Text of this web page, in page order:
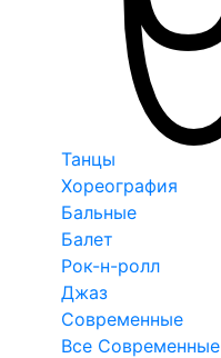
Танцы
Хореография
Бальные
Балет
Рок-н-ролл
Джаз
Современные
Все Современные